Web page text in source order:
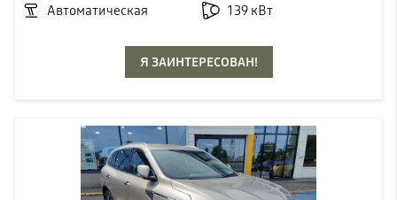
Автоматическая
139 кВт
Я ЗАИНТЕРЕСОВАН!